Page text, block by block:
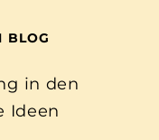
BLOG
in den
Ideen